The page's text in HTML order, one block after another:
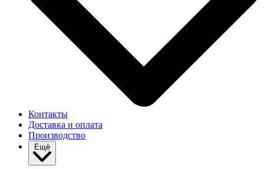
Контакты
Доставка и оплата
Производство